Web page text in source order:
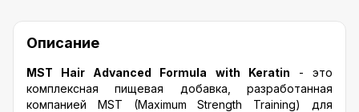
Описание
MST Hair Advanced Formula with Keratin - это
комплексная пищевая добавка, разработанная
компанией MST (Maximum Strength Training) для